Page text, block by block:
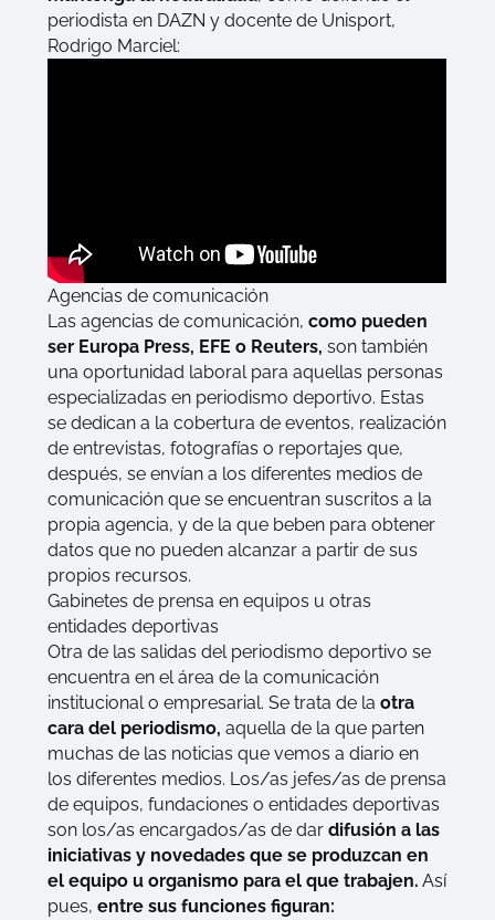
periodista en DAZN y docente de Unisport,
Rodrigo Marciel:
Agencias de comunicación
Las agencias de comunicación,como pueden
ser Europa Press, EFE o Reuters, son también
una oportunidad laboral para aquellas personas
especializadas en periodismo deportivo. Estas
se dedican a la cobertura de eventos, realización
de entrevistas, fotografías o reportajes que,
después, se envían a los diferentes medios de
comunicación que se encuentran suscritos a la
propia agencia, y de la que beben para obtener
datos que no pueden alcanzar a partir de sus
propios recursos.
Gabinetes de prensa en equipos u otras
entidades deportivas
Otra de las salidas del periodismo deportivo se
encuentra en el área de la comunicación
institucional o empresarial. Se trata de laotra
cara del periodismo, aquella de la que parten
muchas de las noticias que vemos a diario en
los diferentes medios. Los/as jefes/as de prensa
de equipos, fundaciones o entidades deportivas
son los/as encargados/as de dardifusión a las
iniciativas y novedades que se produzcan en
el equipo u organismo para el que trabajen. Así
pues,entre sus funciones figuran: